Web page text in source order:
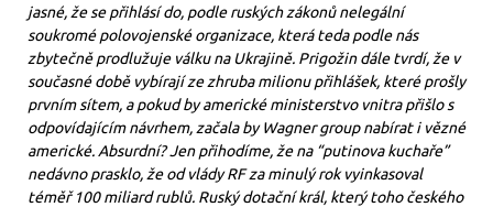
jasné, že se přihlásí do, podle ruských zákonů nelegální
soukromé polovojenské organizace, která teda podle nás
zbytečně prodlužuje válku na Ukrajině. Prigožin dále tvrdí, že v
současné době vybírají ze zhruba milionu přihlášek, které prošly
prvním sítem, a pokud by americké ministerstvo vnitra přišlo s
odpovídajícím návrhem, začala by Wagner group nabírat i vězné
americké. Absurdní? Jen přihodíme, že na “putinova kuchaře”
nedávno prasklo, že od vlády RF za minulý rok vyinkasoval
téměř 100 miliard rublů. Ruský dotační král, který toho českého